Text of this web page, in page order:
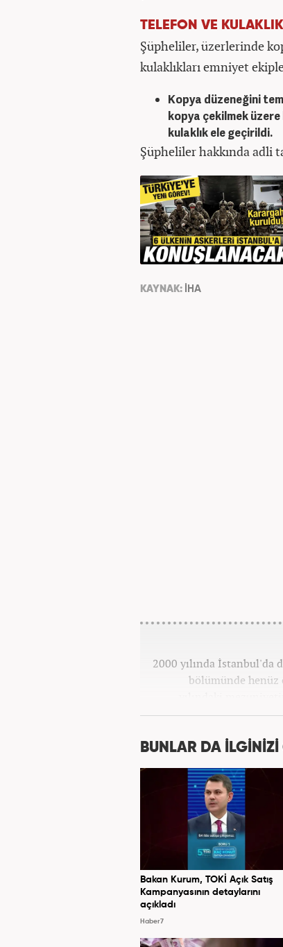
TELEFON VE
Şüpheliler, üzerlerinde
kulaklıkları emniyet
Kopya düzeneğini
kopya çekilmek
kulaklık ele geçirildi.
Şüpheliler hakkında adli
KAYNAK: İHA
2000 yılında İstanbul'da
bölümünde henüz
yılındaki
görev aldı. 2024
BUNLAR DA İLGİNİZİ
Bakan Kurum, TOKİ Açık Satış
Kampanyasının detaylarını
açıkladı
Haber7